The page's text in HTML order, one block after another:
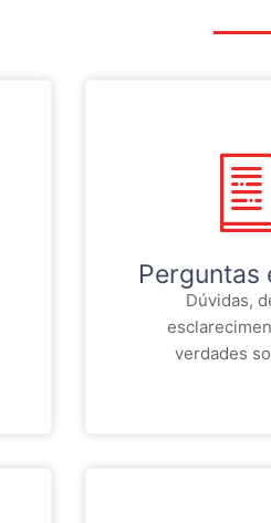
Perguntas
Dúvidas,
verdades